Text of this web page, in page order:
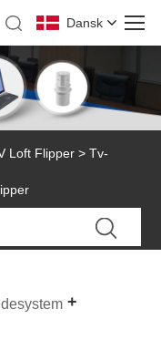
Dansk
Loft Flipper > Tv-